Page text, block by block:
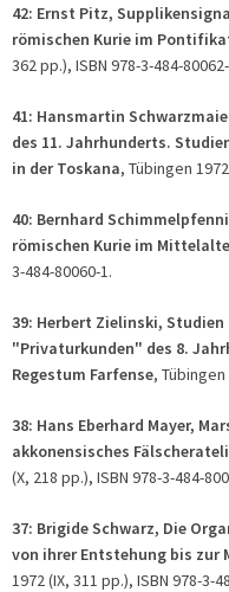
42: Ernst Pitz,
römischen Kurie im
362 pp.), ISBN 978-3-484-
41: Hansmartin
des 11. Jahrhunderts.
in der Toskana, Tübingen
40: Bernhard
römischen Kurie im
3-484-80060-1.
39: Herbert Zielinski,
"Privaturkunden" des 8.
Regestum Farfense, Tübingen
38: Hans Eberhard Mayer,
akkonensisches
(X, 218 pp.), ISBN 978-3-484-
37: Brigide Schwarz, Die
von ihrer Entstehung bis zur
1972 (IX, 311 pp.), ISBN 978-3-